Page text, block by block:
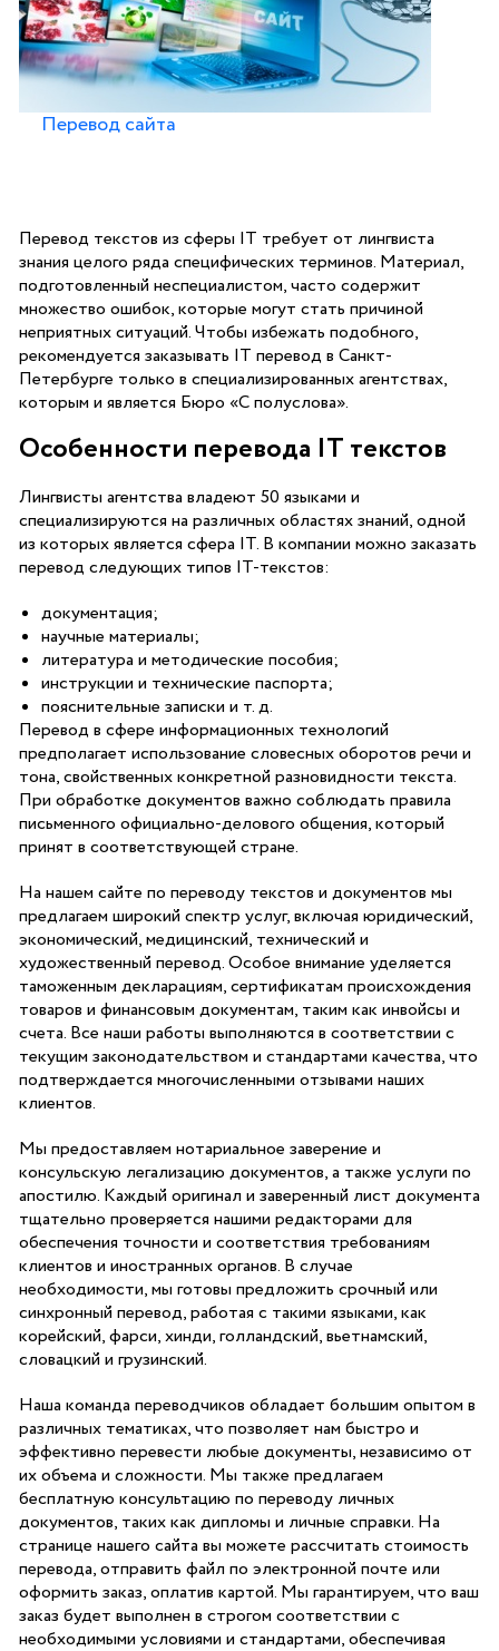
Перевод сайта
Перевод текстов из сферы IT требует от лингвиста
знания целого ряда специфических терминов. Материал,
подготовленный неспециалистом, часто содержит
множество ошибок, которые могут стать причиной
неприятных ситуаций. Чтобы избежать подобного,
рекомендуется заказывать IT перевод в Санкт-
Петербурге только в специализированных агентствах,
которым и является Бюро «С полуслова».
Особенности перевода IT текстов
Лингвисты агентства владеют 50 языками и
специализируются на различных областях знаний, одной
из которых является сфера IT. В компании можно заказать
перевод следующих типов IT-текстов:
документация;
научные материалы;
литература и методические пособия;
инструкции и технические паспорта;
пояснительные записки и т. д.
Перевод в сфере информационных технологий
предполагает использование словесных оборотов речи и
тона, свойственных конкретной разновидности текста.
При обработке документов важно соблюдать правила
письменного официально-делового общения, который
принят в соответствующей стране.
На нашем сайте по переводу текстов и документов мы
предлагаем широкий спектр услуг, включая юридический,
экономический, медицинский, технический и
художественный перевод. Особое внимание уделяется
таможенным декларациям, сертификатам происхождения
товаров и финансовым документам, таким как инвойсы и
счета. Все наши работы выполняются в соответствии с
текущим законодательством и стандартами качества, что
подтверждается многочисленными отзывами наших
клиентов.
Мы предоставляем нотариальное заверение и
консульскую легализацию документов, а также услуги по
апостилю. Каждый оригинал и заверенный лист документа
тщательно проверяется нашими редакторами для
обеспечения точности и соответствия требованиям
клиентов и иностранных органов. В случае
необходимости, мы готовы предложить срочный или
синхронный перевод, работая с такими языками, как
корейский, фарси, хинди, голландский, вьетнамский,
словацкий и грузинский.
Наша команда переводчиков обладает большим опытом в
различных тематиках, что позволяет нам быстро и
эффективно перевести любые документы, независимо от
их объема и сложности. Мы также предлагаем
бесплатную консультацию по переводу личных
документов, таких как дипломы и личные справки. На
странице нашего сайта вы можете рассчитать стоимость
перевода, отправить файл по электронной почте или
оформить заказ, оплатив картой. Мы гарантируем, что ваш
заказ будет выполнен в строгом соответствии с
необходимыми условиями и стандартами, обеспечивая